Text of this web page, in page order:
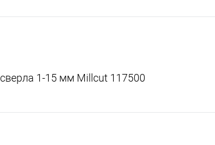
1-15 мм Millcut 117500